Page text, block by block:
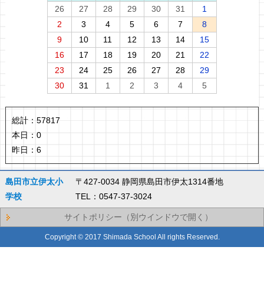
26
27 28 29 30 31
1
2
3 4 5 6 7
8
9
10 11 12 13 14
15
16
17 18 19 20 21
22
23
24 25 26 27 28
29
30
31 1 2 3 4 5
総計： 57817
本日： 0
昨日： 6
島田市立伊太小
学校
〒427-0034 静岡県島田市伊太1314番地
TEL：0547-37-3024
サイトポリシー（別ウインドウで開く）
Copyright © 2017 Shimada School All rights Reserved.